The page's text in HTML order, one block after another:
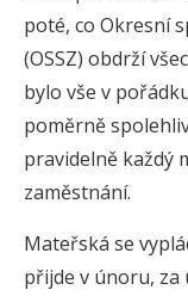
poté, co Okresní
(OSSZ) obdrží
bylo vše v
poměrně
pravidelně každý
zaměstnání.
Mateřská se
přijde v únoru, za